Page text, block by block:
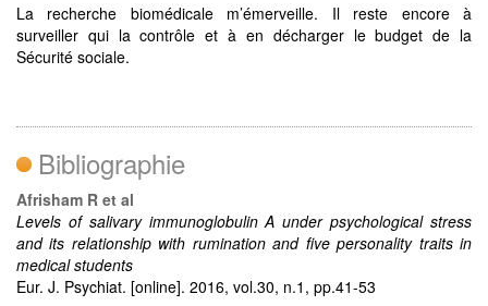
La recherche biomédicale m’émerveille. Il reste encore à
surveiller qui la contrôle et à en décharger le budget de la
Sécurité sociale.
Bibliographie
Afrisham R et al
Levels of salivary immunoglobulin A under psychological stress
and its relationship with rumination and five personality traits in
medical students
Eur. J. Psychiat. [online]. 2016, vol.30, n.1, pp.41-53